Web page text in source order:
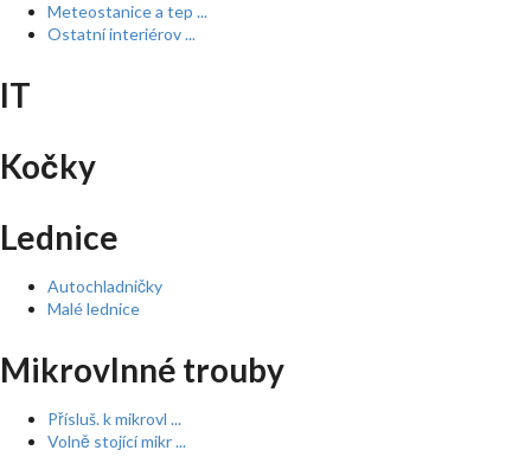
Meteostanice a tep ...
Ostatní interiérov ...
IT
Kočky
Lednice
Autochladničky
Malé lednice
Mikrovlnné trouby
Přísluš. k mikrovl ...
Volně stojící mikr ...